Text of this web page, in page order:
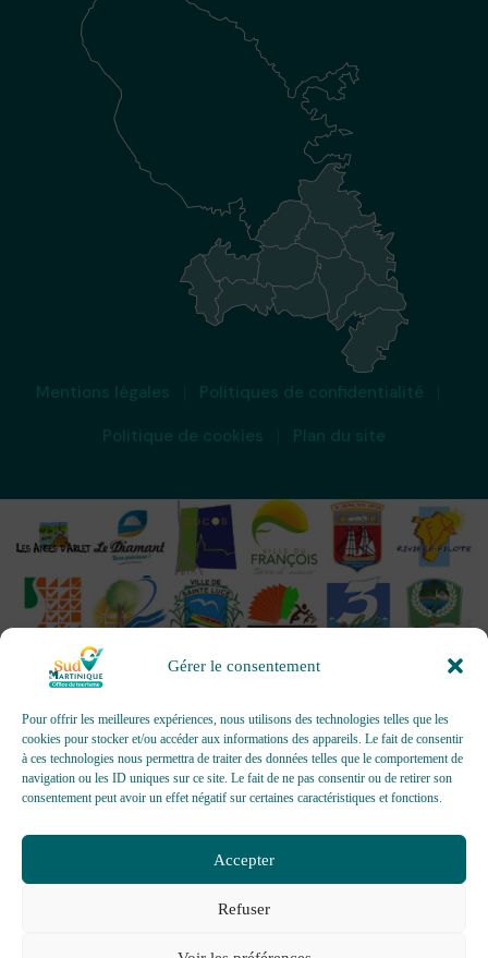
Gérer le consentement
Pour offrir les meilleures expériences, nous utilisons des technologies telles que les
cookies pour stocker et/ou accéder aux informations des appareils. Le fait de consentir
à ces technologies nous permettra de traiter des données telles que le comportement de
navigation ou les ID uniques sur ce site. Le fait de ne pas consentir ou de retirer son
consentement peut avoir un effet négatif sur certaines caractéristiques et fonctions.
Accepter
Refuser
Mentions légales
Politiques de confidentialité
Politique de cookies
Plan du site
OFFICES DE TOURISME - Pour les activités d’accueil,
d’information, de promotion/communication, de création et gestion
d’événements